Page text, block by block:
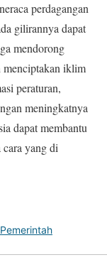
perdagangan
gilirannya dapat
mendorong
menciptakan iklim
peraturan,
meningkatnya
dapat membantu
yang di